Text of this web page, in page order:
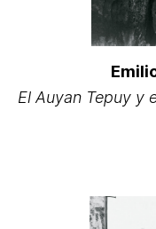
El Auyan Tepuy y